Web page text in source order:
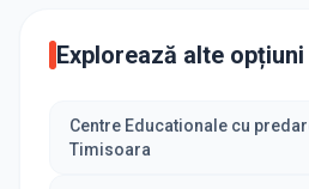
Explorează alte
Centre Educationale cu
Timisoara